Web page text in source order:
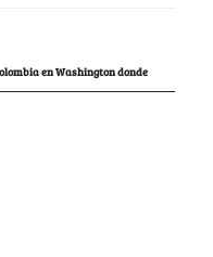
en Washington donde